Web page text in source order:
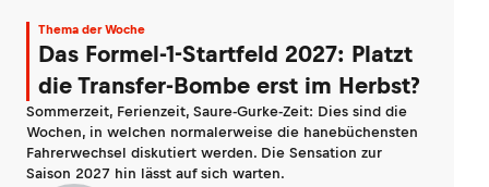
Thema der Woche
Das Formel-1-Startfeld 2027: Platzt
die Transfer-Bombe erst im Herbst?
Sommerzeit, Ferienzeit, Saure-Gurke-Zeit: Dies sind die
Wochen, in welchen normalerweise die hanebüchensten
Fahrerwechsel diskutiert werden. Die Sensation zur
Saison 2027 hin lässt auf sich warten.